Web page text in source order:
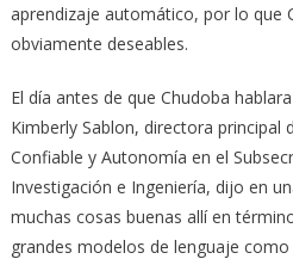
aprendizaje automático, por lo que
obviamente deseables.
El día antes de que Chudoba
Kimberly Sablon, directora principal
Confiable y Autonomía en el
Investigación e Ingeniería, dijo en
muchas cosas buenas allí en
grandes modelos de lenguaje